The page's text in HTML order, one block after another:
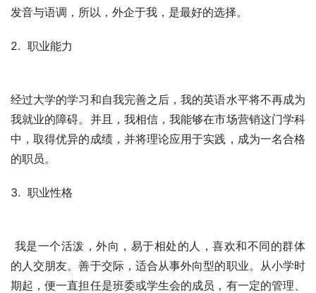
发音与语调，所以，外企于我，是最好的选择。
2.  职业能力
经过大学的学习和自我完善之后，我的英语水平将不再成为
我就业的障碍。并且，我相信，我能够在市场营销这门学科
中，取得优异的成绩，并将理论应用于实践，成为一名合格
的职员。
3.  职业性格
我是一个活泼，外向，易于相处的人，喜欢和不同的群体
的人交朋友。善于交际，适合从事外向型的职业。从小学时
期起，便一直担任是班委或学生会的成员，有一定的管理、